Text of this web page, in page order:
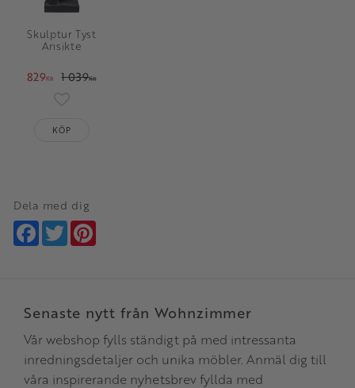
Skulptur Tyst
Ansikte
829KR 1 039KR
KÖP
Dela med dig
Facebook
Twitter
Senaste nytt från Wohnzimmer
Vår webshop fylls ständigt på med intressanta
inredningsdetaljer och unika möbler. Anmäl dig till
våra inspirerande nyhetsbrev fyllda med